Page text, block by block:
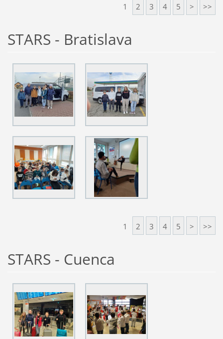
1 2 3 4 5 > >>
STARS - Bratislava
1 2 3 4 5 > >>
STARS - Cuenca